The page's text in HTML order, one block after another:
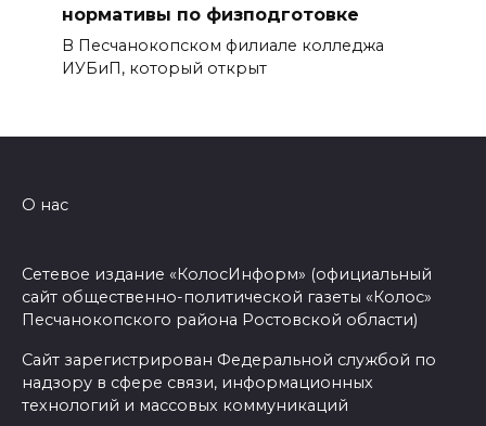
нормативы по физподготовке
В Песчанокопском филиале колледжа
ИУБиП, который открыт
О нас
Сетевое издание «КолосИнформ» (официальный
сайт общественно-политической газеты «Колос»
Песчанокопского района Ростовской области)
Сайт зарегистрирован Федеральной службой по
надзору в сфере связи, информационных
технологий и массовых коммуникаций